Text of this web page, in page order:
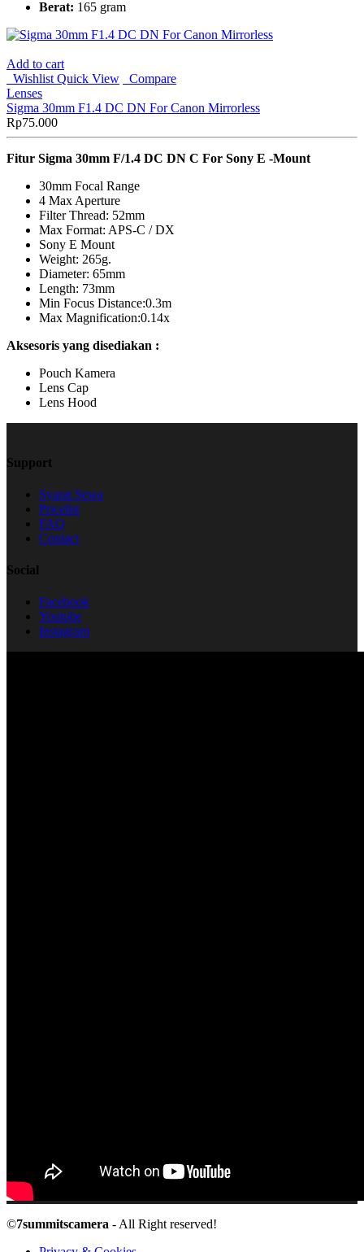
Berat: 165 gram
Add to cart
Wishlist Quick View
Compare
Lenses
Sigma 30mm F1.4 DC DN For Canon Mirrorless
Rp75.000
Fitur Sigma 30mm F/1.4 DC DN C For Sony E -Mount
30mm Focal Range
4 Max Aperture
Filter Thread: 52mm
Max Format: APS-C / DX
Sony E Mount
Weight: 265g.
Diameter: 65mm
Length: 73mm
Min Focus Distance:0.3m
Max Magnification:0.14x
Aksesoris yang disediakan :
Pouch Kamera
Lens Cap
Lens Hood
Support
Syarat Sewa
Pricelist
FAQ
Contact
Social
Facebook
Youtube
Instagram
©7summitscamera - All Right reserved!